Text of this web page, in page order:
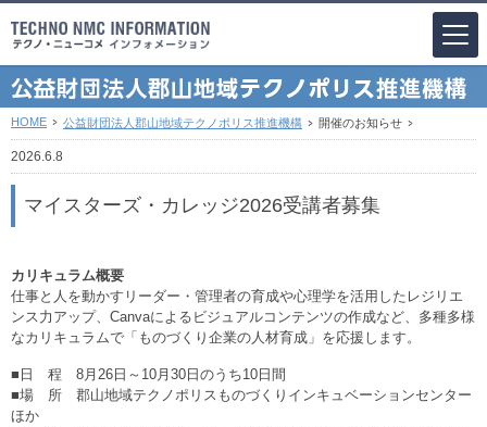
HOME 公益財団法人郡山地域テクノポリス推進機構 開催のお知らせ
2026.6.8
マイスターズ・カレッジ2026受講者募集
カリキュラム概要
仕事と人を動かすリーダー・管理者の育成や心理学を活用したレジリエ
ンス力アップ、Canvaによるビジュアルコンテンツの作成など、多種多様
なカリキュラムで「ものづくり企業の人材育成」を応援します。
■日 程 8月26日～10月30日のうち10日間
■場 所 郡山地域テクノポリスものづくりインキュベーションセンター
ほか